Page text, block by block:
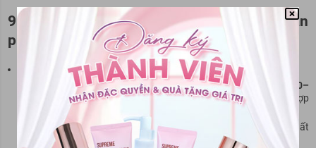
9. So sánh dầu tẩy trang Usolab với các sản
phẩm khác
So với Kose Softymo Speedy Cleansing Oil:
: Giá hợp lý (439.000–616.000 VNĐso với
350.000–
500.000 VNĐ), công nghệ Exosome hỗ trợ phục hồi da, phù hợp
da nhạy cảm.
: Làm sạch tốt, giá rẻ hơn, nhưng không có hoạt chất
dưỡng da như Exosome.